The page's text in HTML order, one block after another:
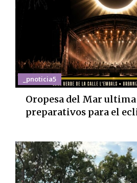
_pnoticia5
Oropesa del Mar
preparativos para el